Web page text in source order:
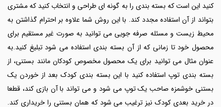
کنید این است که بسته بندی را به گونه ای طراحی و انتخاب کنید که مشتری
بتواند از آن استفاده مجدد کند. با این روش شما علاوه بر احترام گذاشتن به
محیط زیست و مسئله صرفه جویی می توانید به صورت غیر مستقیم برای
محصول خود تا زمانی که از آن بسته بندی استفاده می شود تبلیغ کنید.به
عنوان مثال می توانید برای یک محصول مخصوص کودکان مانند بستنی، از
بسته بندی توپ استفاده کنید با این بسته بندی کودک بعد از خوردن یک
بستنی خوشمزه صاحب یک توپ می شود و می تواند با آن بازی کند، قطعا
در خرید بعدی کودک نیز ترغیب می شود که همان بستنی را خریداری کند.